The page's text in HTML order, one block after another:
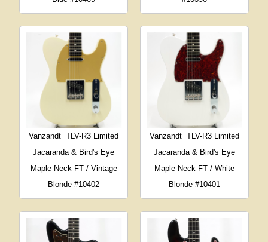
Vanzandt TLV-R3 Limited
Jacaranda & Bird's Eye
Maple Neck FT / Vintage
Blonde #10402
Vanzandt TLV-R3 Limited
Jacaranda & Bird's Eye
Maple Neck FT / White
Blonde #10401